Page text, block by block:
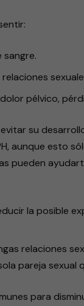
sangre.
pélvico,
su
aunque esto
pueden
la posible
relaciones
pareja sexual
para